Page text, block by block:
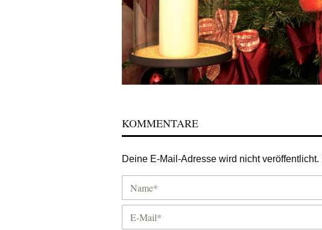
KOMMENTARE
Deine E-Mail-Adresse wird nicht veröffentlicht.